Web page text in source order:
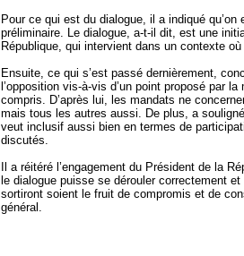
Pour ce qui est du dialogue, il a indiqué qu’on
préliminaire. Le dialogue, a-t-il dit, est une
République, qui intervient dans un contexte
Ensuite, ce qui s’est passé dernièrement,
l’opposition vis-à-vis d’un point proposé par
compris. D’après lui, les mandats ne
mais tous les autres aussi. De plus, a
veut inclusif aussi bien en termes de
discutés.
Il a réitéré l’engagement du Président de la
le dialogue puisse se dérouler correctement
sortiront soient le fruit de compromis et de
général.